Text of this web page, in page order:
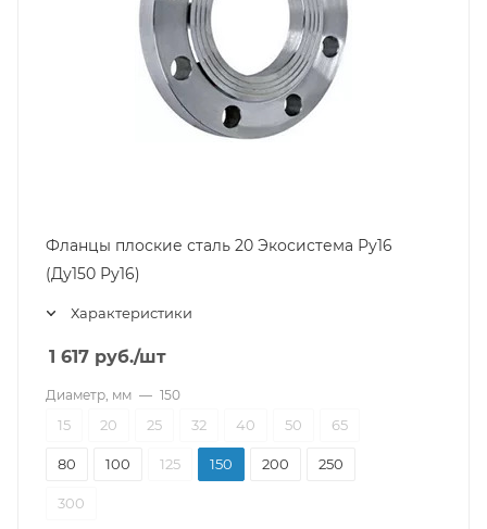
Фланцы плоские сталь 20 Экосистема Ру16
(Ду150 Ру16)
Характеристики
1 617 руб./шт
Диаметр, мм — 150
15 20 25 32 40 50 65
80 100 125 150 200 250
300